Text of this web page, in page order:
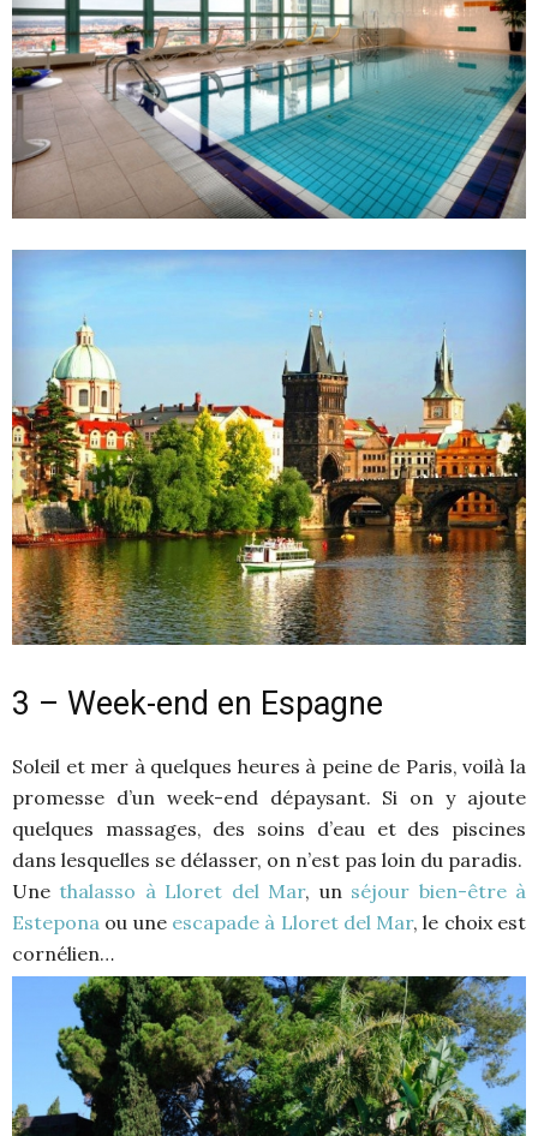
3 – Week-end en Espagne
Soleil et mer à quelques heures à peine de Paris, voilà la
promesse d’un week-end dépaysant. Si on y ajoute
quelques massages, des soins d’eau et des piscines
dans lesquelles se délasser, on n’est pas loin du paradis.
Une thalasso à Lloret del Mar, un séjour bien-être à
Estepona ou une escapade à Lloret del Mar, le choix est
cornélien…